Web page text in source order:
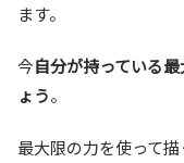
ます。
今自分が持っている
ょう。
最大限の力を使って